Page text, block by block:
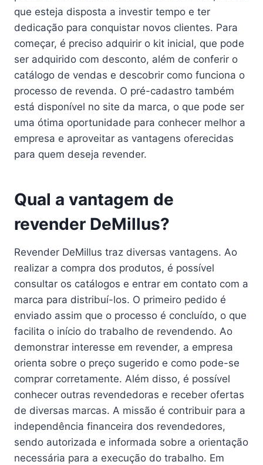
que esteja disposta a investir tempo e ter
dedicação para conquistar novos clientes. Para
começar, é preciso adquirir o kit inicial, que pode
ser adquirido com desconto, além de conferir o
catálogo de vendas e descobrir como funciona o
processo de revenda. O pré-cadastro também
está disponível no site da marca, o que pode ser
uma ótima oportunidade para conhecer melhor a
empresa e aproveitar as vantagens oferecidas
para quem deseja revender.
Qual a vantagem de
revender DeMillus?
Revender DeMillus traz diversas vantagens. Ao
realizar a compra dos produtos, é possível
consultar os catálogos e entrar em contato com a
marca para distribuí-los. O primeiro pedido é
enviado assim que o processo é concluído, o que
facilita o início do trabalho de revendendo. Ao
demonstrar interesse em revender, a empresa
orienta sobre o preço sugerido e como pode-se
comprar corretamente. Além disso, é possível
conhecer outras revendedoras e receber ofertas
de diversas marcas. A missão é contribuir para a
independência financeira dos revendedores,
sendo autorizada e informada sobre a orientação
necessária para a execução do trabalho. Em